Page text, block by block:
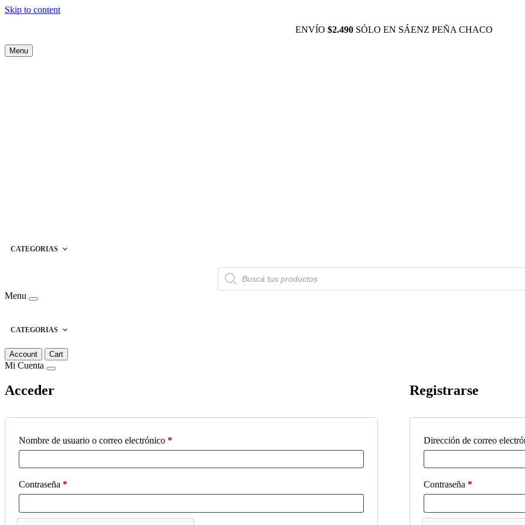
Skip to content
ENVÍO $2.490 SÓLO EN SÁENZ PEÑA CHACO
Menu
CATEGORIAS
Búsqueda
de
productos
Menu
CATEGORIAS
Account Cart
Mi Cuenta
Acceder
Nombre de usuario o correo electrónico *Obligatorio
Contraseña *Obligatorio
Registrarse
Dirección de correo
Contraseña *Obligatorio